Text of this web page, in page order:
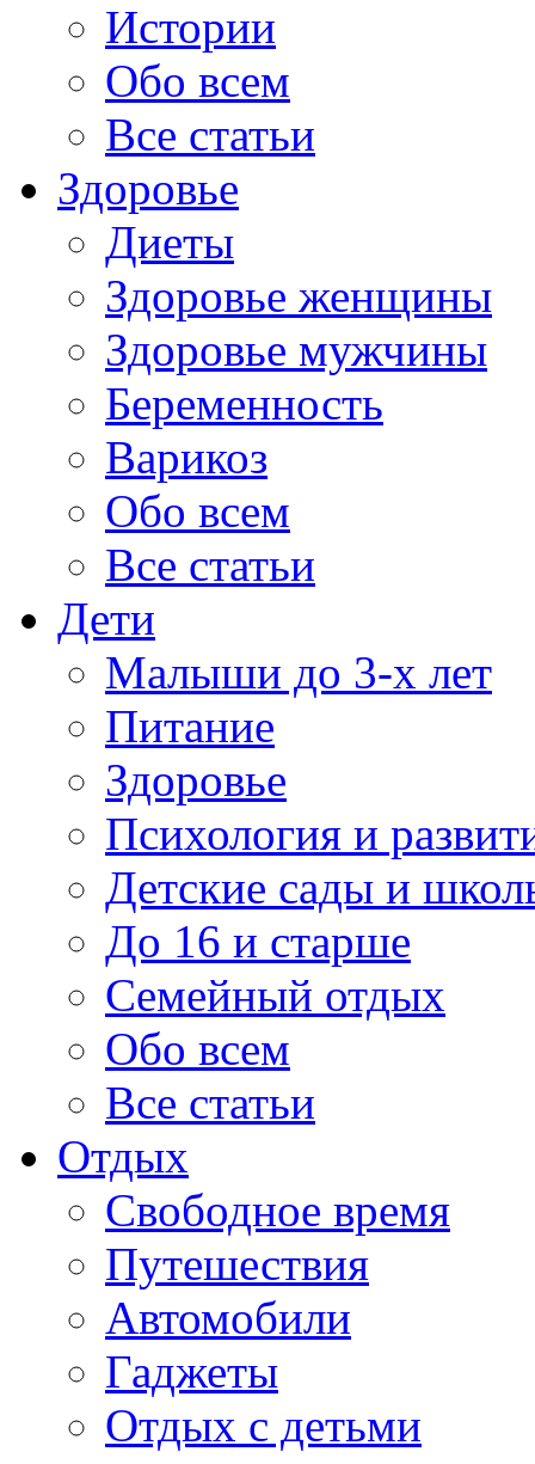
Истории
Обо всем
Все статьи
Здоровье
Диеты
Здоровье женщины
Здоровье мужчины
Беременность
Варикоз
Обо всем
Все статьи
Дети
Малыши до 3-х лет
Питание
Здоровье
Психология и
Детские сады и
До 16 и старше
Семейный отдых
Обо всем
Все статьи
Отдых
Свободное время
Путешествия
Автомобили
Гаджеты
Отдых с детьми